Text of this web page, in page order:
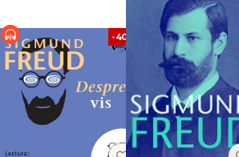
sexual
-40%